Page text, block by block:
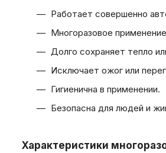
Работает совершенно
Многоразовое
Долго сохраняет тепло
Исключает ожог или
Гигиенична в применении.
Безопасна для людей и
Характеристики